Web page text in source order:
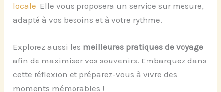
locale. Elle vous proposera un service sur mesure,
adapté à vos besoins et à votre rythme.
Explorez aussi les meilleures pratiques de voyage
afin de maximiser vos souvenirs. Embarquez dans
cette réflexion et préparez-vous à vivre des
moments mémorables !